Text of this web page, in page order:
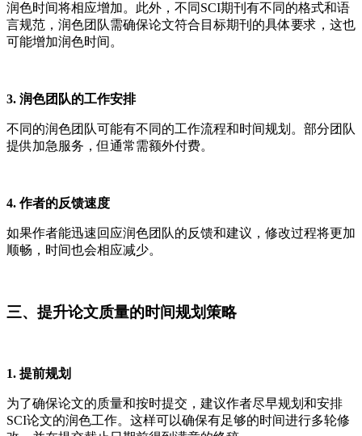
润色时间将相应增加。此外，不同SCI期刊有不同的格式和语
言规范，润色团队需确保论文符合目标期刊的具体要求，这也
可能增加润色时间。
3. 润色团队的工作安排
不同的润色团队可能有不同的工作流程和时间规划。部分团队
提供加急服务，但通常需额外付费。
4. 作者的反馈速度
如果作者能迅速回应润色团队的反馈和建议，修改过程将更加
顺畅，时间也会相应减少。
三、提升论文质量的时间规划策略
1. 提前规划
为了确保论文的质量和按时提交，建议作者尽早规划和安排
SCI论文的润色工作。这样可以确保有足够的时间进行多轮修